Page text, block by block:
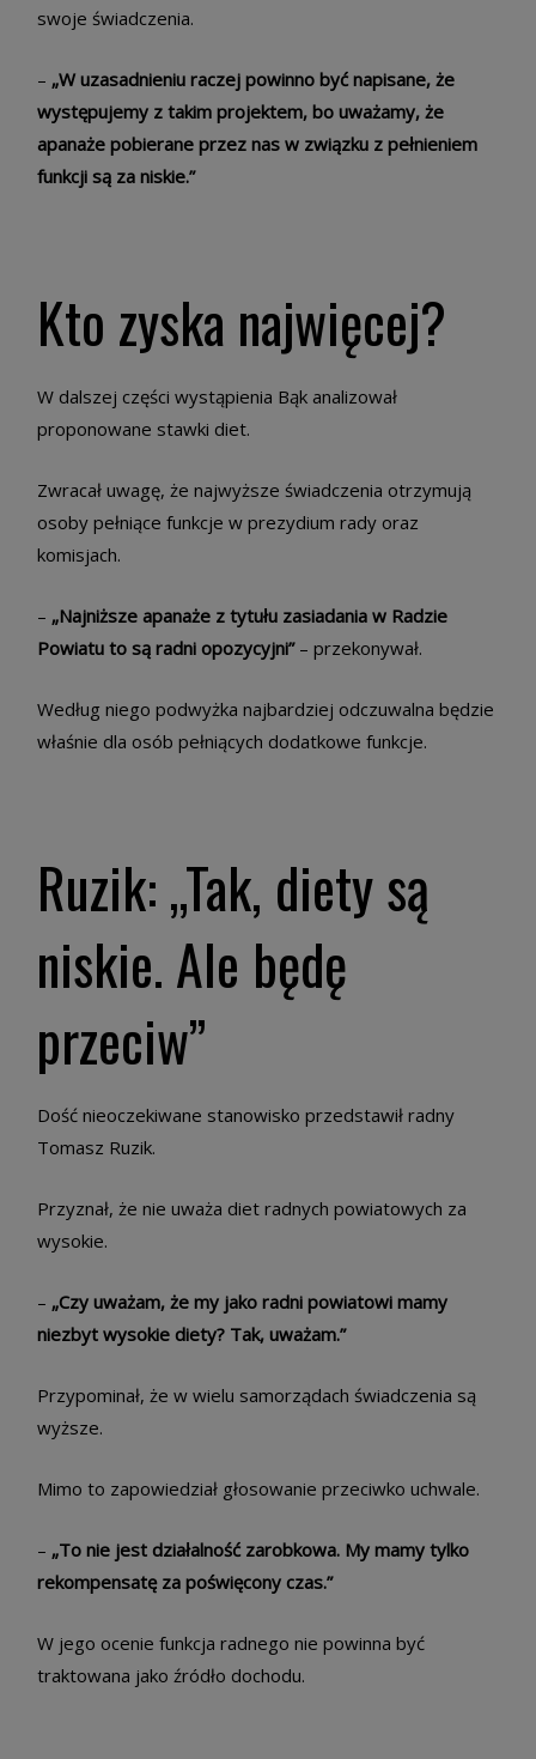
swoje świadczenia.
– „W uzasadnieniu raczej powinno być napisane, że
występujemy z takim projektem, bo uważamy, że
apanaże pobierane przez nas w związku z pełnieniem
funkcji są za niskie.”
Kto zyska najwięcej?
W dalszej części wystąpienia Bąk analizował
proponowane stawki diet.
Zwracał uwagę, że najwyższe świadczenia otrzymują
osoby pełniące funkcje w prezydium rady oraz
komisjach.
– „Najniższe apanaże z tytułu zasiadania w Radzie
Powiatu to są radni opozycyjni”– przekonywał.
Według niego podwyżka najbardziej odczuwalna będzie
właśnie dla osób pełniących dodatkowe funkcje.
Ruzik: „Tak, diety są
niskie. Ale będę
przeciw”
Dość nieoczekiwane stanowisko przedstawił radny
Tomasz Ruzik.
Przyznał, że nie uważa diet radnych powiatowych za
wysokie.
– „Czy uważam, że my jako radni powiatowi mamy
niezbyt wysokie diety? Tak, uważam.”
Przypominał, że w wielu samorządach świadczenia są
wyższe.
Mimo to zapowiedział głosowanie przeciwko uchwale.
– „To nie jest działalność zarobkowa. My mamy tylko
rekompensatę za poświęcony czas.”
W jego ocenie funkcja radnego nie powinna być
traktowana jako źródło dochodu.